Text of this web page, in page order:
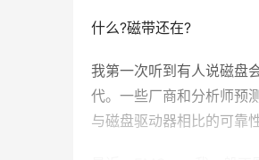
什么?磁带还在?
我第一次听到有人说磁盘
代。一些厂商和分析师预
与磁盘驱动器相比的可靠